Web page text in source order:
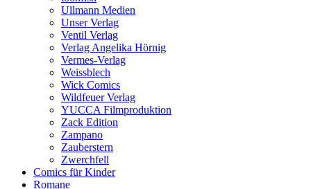
Ullmann Medien
Unser Verlag
Ventil Verlag
Verlag Angelika Hörnig
Vermes-Verlag
Weissblech
Wick Comics
Wildfeuer Verlag
YUCCA Filmproduktion
Zack Edition
Zampano
Zauberstern
Zwerchfell
Comics für Kinder
Romane